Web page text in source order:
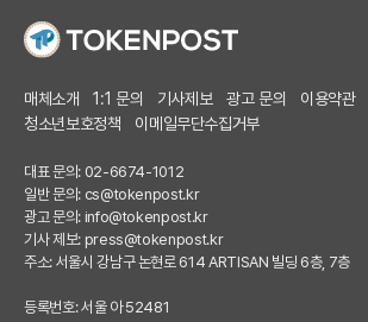
매체소개 1:1 문의 기사제보 광고 문의 이용약관
청소년보호정책
이메일무단수집거부
대표 문의: 02-6674-1012
일반 문의: cs@tokenpost.kr
광고 문의: info@tokenpost.kr
기사 제보: press@tokenpost.kr
주소: 서울시 강남구 논현로 614 ARTISAN 빌딩 6층, 7층
등록번호: 서울 아 52481